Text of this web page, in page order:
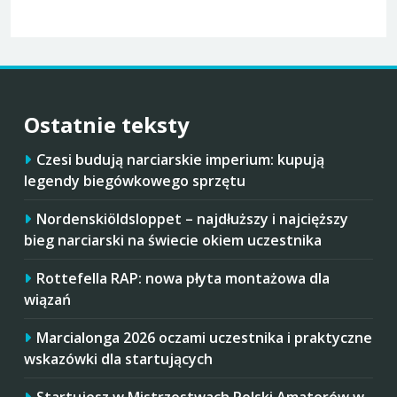
Ostatnie teksty
Czesi budują narciarskie imperium: kupują
legendy biegówkowego sprzętu
Nordenskiöldsloppet – najdłuższy i najcięższy
bieg narciarski na świecie okiem uczestnika
Rottefella RAP: nowa płyta montażowa dla
wiązań
Marcialonga 2026 oczami uczestnika i praktyczne
wskazówki dla startujących